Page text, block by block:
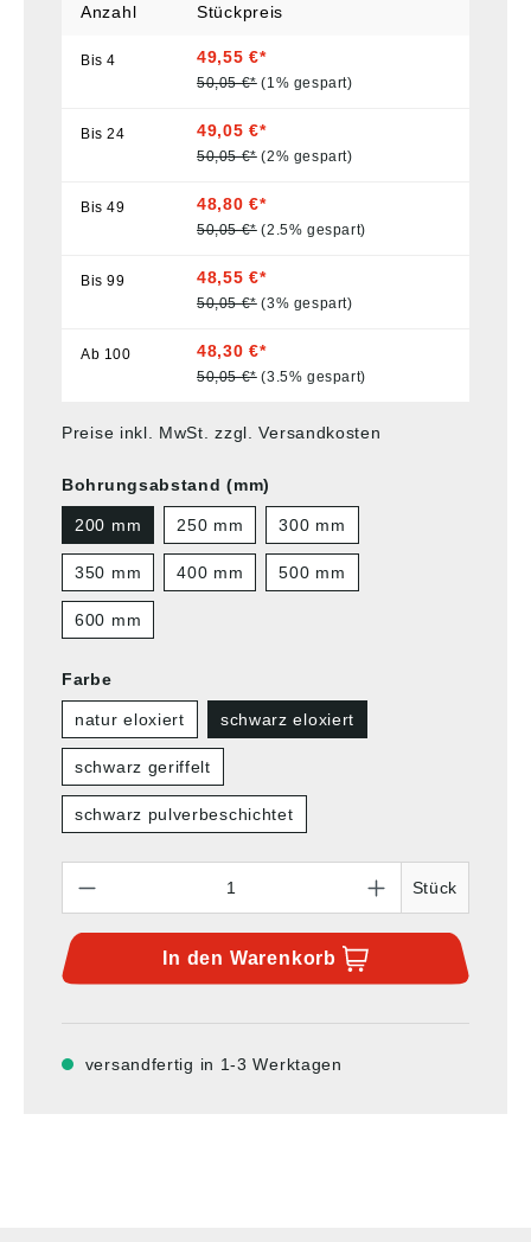
Anzahl Stückpreis
Bis4 49,55 €*
50,05 €* (1% gespart)
Bis24 49,05 €*
50,05 €* (2% gespart)
Bis49 48,80 €*
50,05 €* (2.5% gespart)
Bis99 48,55 €*
50,05 €* (3% gespart)
Ab 100 48,30 €*
50,05 €* (3.5% gespart)
Preise inkl. MwSt. zzgl. Versandkosten
Bohrungsabstand (mm)
200 mm 250 mm 300 mm
350 mm 400 mm 500 mm
600 mm
Farbe
natur eloxiert schwarz eloxiert
schwarz geriffelt
schwarz pulverbeschichtet
Stück
In den Warenkorb
versandfertig in 1-3 Werktagen